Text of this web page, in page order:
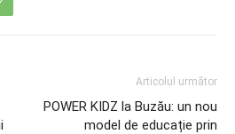
Articolul următor
POWER KIDZ la Buzău: un nou
model de educație prin